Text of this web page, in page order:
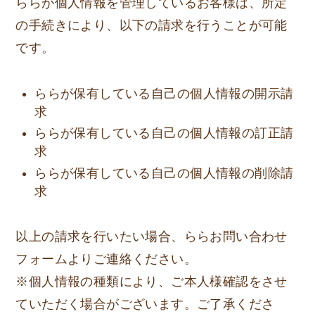
の手続きにより、以下の請求を行うことが可能
です。
ららが保有している自己の個人情報の開示請
求
ららが保有している自己の個人情報の訂正請
求
ららが保有している自己の個人情報の削除請
求
以上の請求を行いたい場合、ららお問い合わせ
フォームよりご連絡ください。
※個人情報の種類により、ご本人様確認をさせ
ていただく場合がございます。ご了承くださ